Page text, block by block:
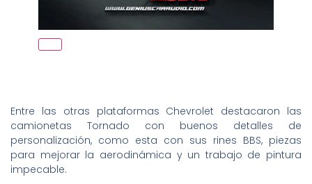
Entre las otras plataformas Chevrolet destacaron las
camionetas Tornado con buenos detalles de
personalización, como esta con sus rines BBS, piezas
para mejorar la aerodinámica y un trabajo de pintura
impecable.